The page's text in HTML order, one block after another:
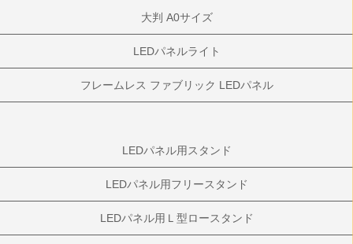
大判 A0サイズ
LEDパネルライト
フレームレス ファブリック LEDパネル
LEDパネル用スタンド
LEDパネル用フリースタンド
LEDパネル用Ｌ型ロースタンド